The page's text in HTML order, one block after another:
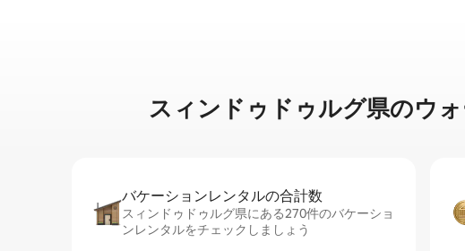
スィンドゥドゥルグ県のウ⁠
バケーションレ⁠ン⁠タ⁠ル⁠の合⁠計⁠数
スィンドゥドゥルグ県にある270件のバケーショ
ンレンタルをチェックしましょう